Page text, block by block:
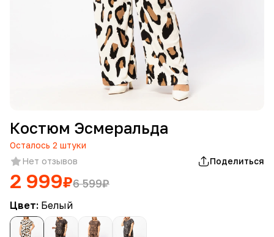
Костюм Эсмеральда
Осталось 2 штуки
Нет отзывов
Поделиться
2 999₽6 599₽
Цвет: Белый